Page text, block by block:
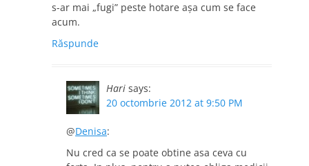
s-ar mai „fugi” peste hotare aşa cum se face
acum.
Răspunde
Hari says:
20 octombrie 2012 at 9:50 PM
@Denisa:
Nu cred ca se poate obtine asa ceva cu